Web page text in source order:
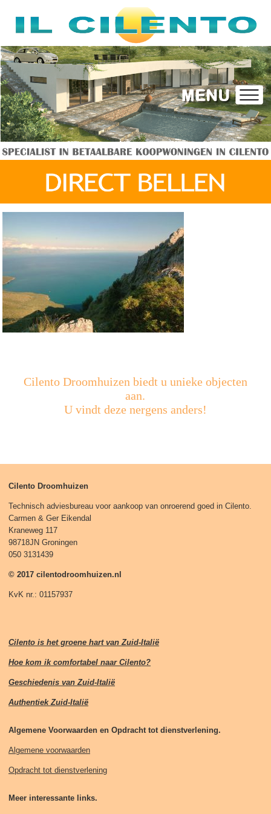
Cilento Droomhuizen biedt u unieke objecten
aan.
U vindt deze nergens anders!
Cilento Droomhuizen
Technisch adviesbureau voor aankoop van onroerend goed in Cilento.
Carmen & Ger Eikendal
Kraneweg 117
98718JN Groningen
050 3131439
© 2017 cilentodroomhuizen.nl
KvK nr.: 01157937
Cilento is het groene hart van Zuid-Italië
Hoe kom ik comfortabel naar Cilento?
Geschiedenis van Zuid-Italië
Authentiek Zuid-Italië
Algemene Voorwaarden en Opdracht tot dienstverlening.
Algemene voorwaarden
Opdracht tot dienstverlening
Meer interessante links.